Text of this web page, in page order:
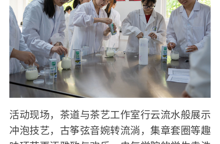
活动现场，茶道与茶艺工作室行云流水般展示
冲泡技艺，古筝弦音婉转流淌，集章套圈等趣